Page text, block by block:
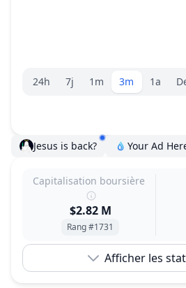
Sélecteur de plage.
24h 7j 1m 3m 1a
Jesus is back? Your Ad
Capitalisation boursière
$2.82 M
Rang #1731
Afficher les